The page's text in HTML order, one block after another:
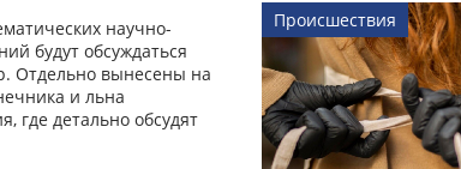
научно-
будут обсуждаться
Отдельно вынесены на
и льна
где детально обсудят
Происшествия